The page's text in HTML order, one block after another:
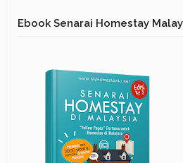
Ebook Senarai Homestay